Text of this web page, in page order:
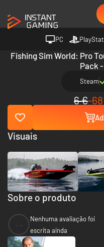
PC
Fishing Sim World: Pro
Pack
Steam
6 €-
Sobre o produto
Nenhuma avaliação foi
escrita ainda
Visuais